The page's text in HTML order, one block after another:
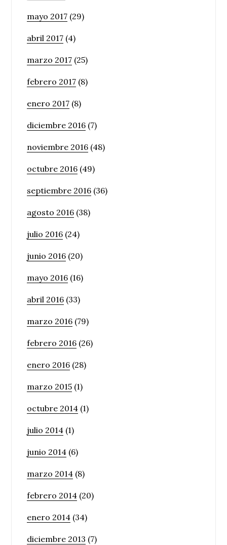
mayo 2017 (29)
abril 2017 (4)
marzo 2017 (25)
febrero 2017 (8)
enero 2017 (8)
diciembre 2016 (7)
noviembre 2016 (48)
octubre 2016 (49)
septiembre 2016 (36)
agosto 2016 (38)
julio 2016 (24)
junio 2016 (20)
mayo 2016 (16)
abril 2016 (33)
marzo 2016 (79)
febrero 2016 (26)
enero 2016 (28)
marzo 2015 (1)
octubre 2014 (1)
julio 2014 (1)
junio 2014 (6)
marzo 2014 (8)
febrero 2014 (20)
enero 2014 (34)
diciembre 2013 (7)